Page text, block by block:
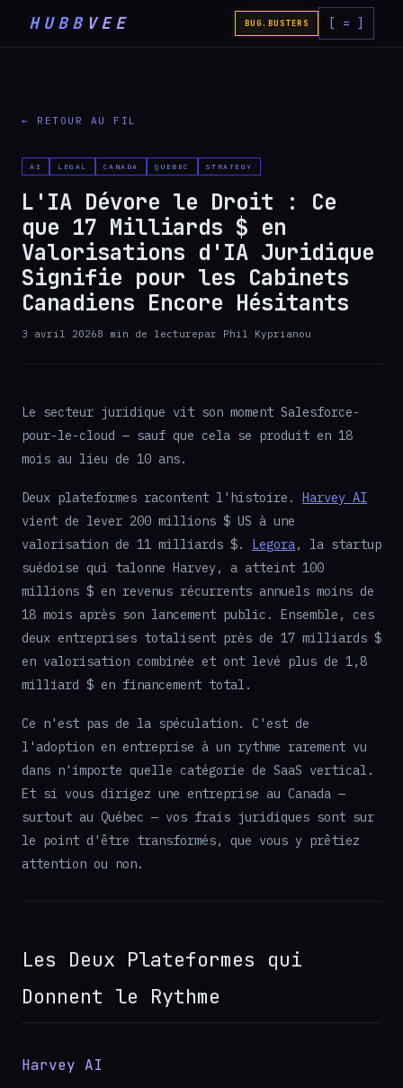
HUBB VEE BUG.BUSTERS [ = ]
← RETOUR AU FIL
AI LEGAL CANADA QUEBEC STRATEGY
L'IA Dévore le Droit : Ce
que 17 Milliards $ en
Valorisations d'IA Juridique
Signifie pour les Cabinets
Canadiens Encore Hésitants
3 avril 20268 min de lecturepar Phil Kyprianou
Le secteur juridique vit son moment Salesforce-
pour-le-cloud — sauf que cela se produit en 18
mois au lieu de 10 ans.
Deux plateformes racontent l'histoire. Harvey AI
vient de lever 200 millions $ US à une
valorisation de 11 milliards $. Legora, la startup
suédoise qui talonne Harvey, a atteint 100
millions $ en revenus récurrents annuels moins de
18 mois après son lancement public. Ensemble, ces
deux entreprises totalisent près de 17 milliards $
en valorisation combinée et ont levé plus de 1,8
milliard $ en financement total.
Ce n'est pas de la spéculation. C'est de
l'adoption en entreprise à un rythme rarement vu
dans n'importe quelle catégorie de SaaS vertical.
Et si vous dirigez une entreprise au Canada —
surtout au Québec — vos frais juridiques sont sur
le point d'être transformés, que vous y prêtiez
attention ou non.
Les Deux Plateformes qui
Donnent le Rythme
Harvey AI